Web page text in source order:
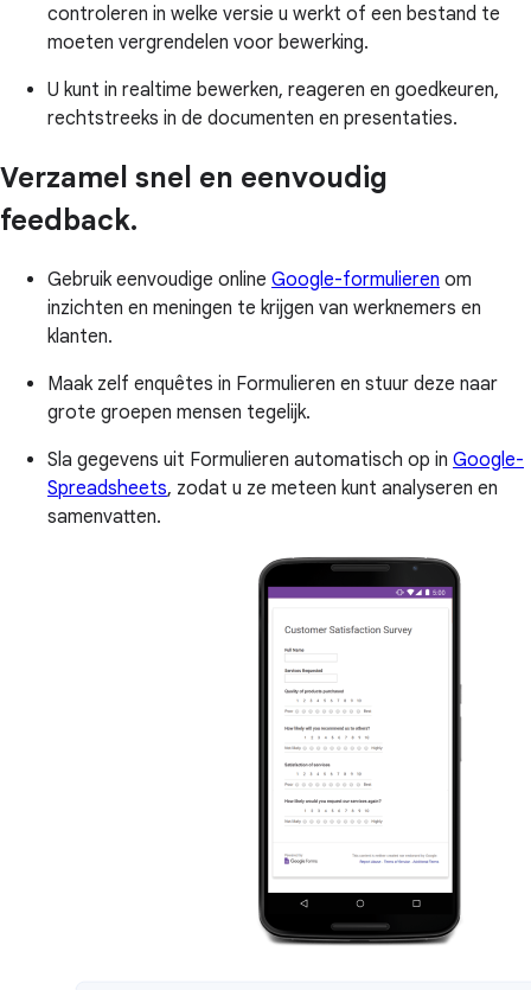
controleren in welke versie u werkt of een bestand te
moeten vergrendelen voor bewerking.
U kunt in realtime bewerken, reageren en goedkeuren,
rechtstreeks in de documenten en presentaties.
Verzamel snel en eenvoudig
feedback.
Gebruik eenvoudige online Google-formulieren om
inzichten en meningen te krijgen van werknemers en
klanten.
Maak zelf enquêtes in Formulieren en stuur deze naar
grote groepen mensen tegelijk.
Sla gegevens uit Formulieren automatisch op in Google-
Spreadsheets, zodat u ze meteen kunt analyseren en
samenvatten.